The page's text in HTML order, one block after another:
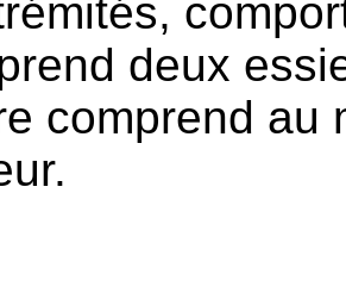
deux
comprend au